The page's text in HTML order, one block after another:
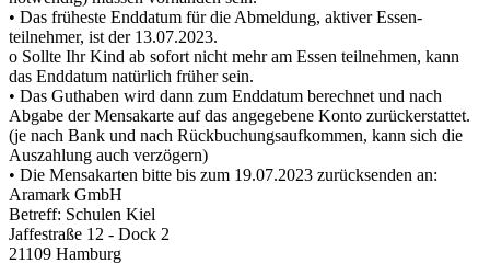
• Das früheste Enddatum für die Abmeldung, aktiver Essen-
teilnehmer, ist der 13.07.2023.
o Sollte Ihr Kind ab sofort nicht mehr am Essen teilnehmen, kann
das Enddatum natürlich früher sein.
• Das Guthaben wird dann zum Enddatum berechnet und nach
Abgabe der Mensakarte auf das angegebene Konto zurückerstattet.
(je nach Bank und nach Rückbuchungsaufkommen, kann sich die
Auszahlung auch verzögern)
• Die Mensakarten bitte bis zum 19.07.2023 zurücksenden an:
Aramark GmbH
Betreff: Schulen Kiel
Jaffestraße 12 - Dock 2
21109 Hamburg